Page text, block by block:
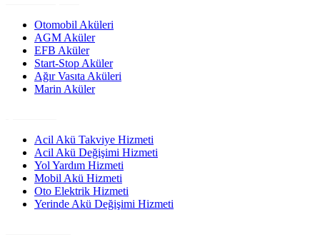
Otomobil Aküleri
AGM Aküler
EFB Aküler
Start-Stop Aküler
Ağır Vasıta Aküleri
Marin Aküler
Acil Akü Takviye Hizmeti
Acil Akü Değişimi Hizmeti
Yol Yardım Hizmeti
Mobil Akü Hizmeti
Oto Elektrik Hizmeti
Yerinde Akü Değişimi Hizmeti